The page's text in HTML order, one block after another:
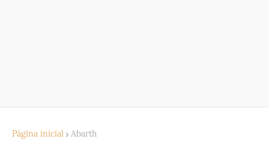
Página inicial Abarth